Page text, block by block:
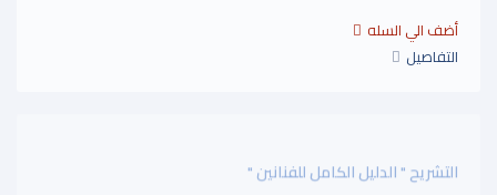
التفاصيل
التشريح " الدليل الكامل للفنانين "